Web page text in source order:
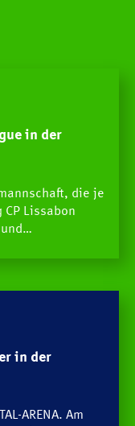
in der
die je
Lissabon
in der
ARENA. Am